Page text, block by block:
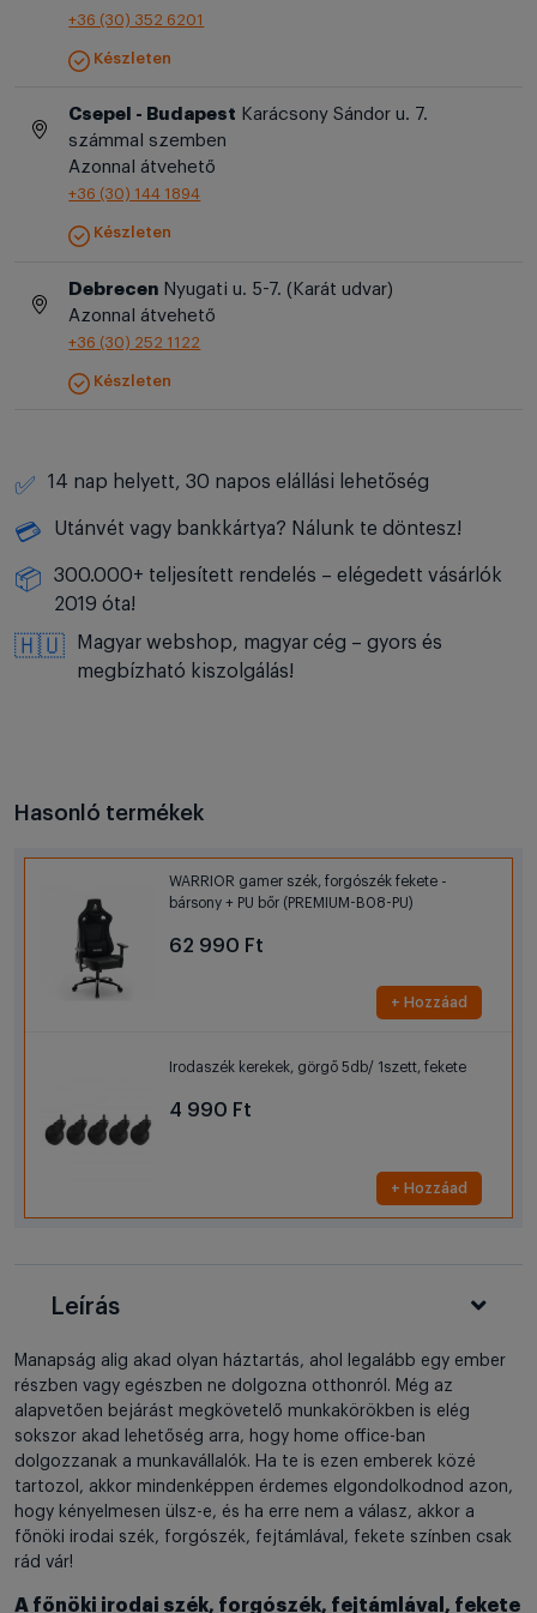
+36 (30) 352 6201
Készleten
Csepel - Budapest Karácsony Sándor u. 7.
számmal szemben
Azonnal átvehető
+36 (30) 144 1894
Készleten
Debrecen Nyugati u. 5-7. (Karát udvar)
Azonnal átvehető
+36 (30) 252 1122
Készleten
✅ 14 nap helyett, 30 napos elállási lehetőség
💳 Utánvét vagy bankkártya? Nálunk te döntesz!
📦
300.000+ teljesített rendelés – elégedett vásárlók
2019 óta!
🇭🇺
Magyar webshop, magyar cég – gyors és
megbízható kiszolgálás!
Hasonló termékek
WARRIOR gamer szék, forgószék fekete -
bársony + PU bőr (PREMIUM-B08-PU)
62 990 Ft
+ Hozzáad
Irodaszék kerekek, görgő 5db/ 1szett, fekete
4 990 Ft
+ Hozzáad
Leírás
Manapság alig akad olyan háztartás, ahol legalább egy ember
részben vagy egészben ne dolgozna otthonról. Még az
alapvetően bejárást megkövetelő munkakörökben is elég
sokszor akad lehetőség arra, hogy home office-ban
dolgozzanak a munkavállalók. Ha te is ezen emberek közé
tartozol, akkor mindenképpen érdemes elgondolkodnod azon,
hogy kényelmesen ülsz-e, és ha erre nem a válasz, akkor a
főnöki irodai szék, forgószék, fejtámlával, fekete színben csak
rád vár!
A főnöki irodai szék, forgószék, fejtámlával, fekete